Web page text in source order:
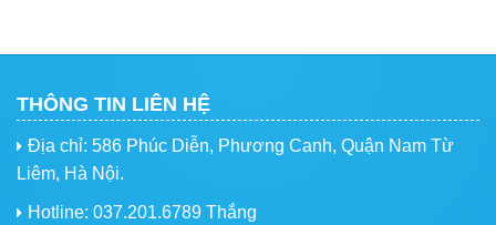
THÔNG TIN LIÊN HỆ
Địa chỉ: 586 Phúc Diễn, Phương Canh, Quận Nam Từ
Liêm, Hà Nội.
Hotline: 037.201.6789 Thắng